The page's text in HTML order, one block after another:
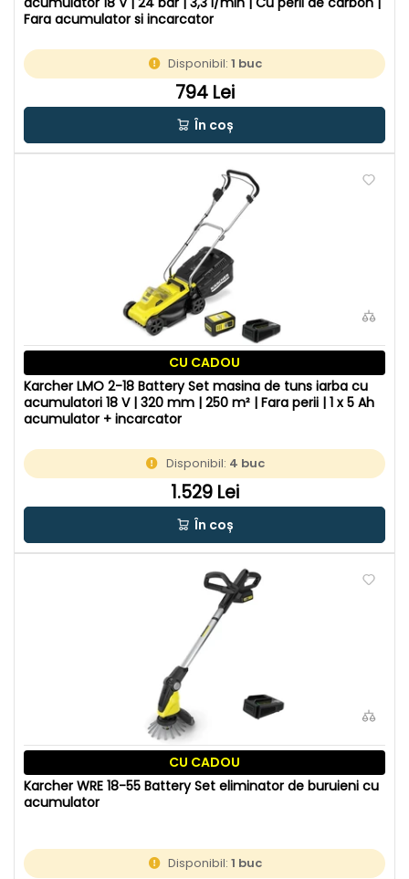
Fara acumulator si incarcator
Disponibil:1 buc
794 Lei
În coș
CU CADOU
Karcher LMO 2-18 Battery Set masina de tuns iarba cu
acumulatori 18 V | 320 mm | 250 m² | Fara perii | 1 x 5 Ah
acumulator + incarcator
Disponibil: 4 buc
1.529 Lei
În coș
CU CADOU
Karcher WRE 18-55 Battery Set eliminator de buruieni cu
acumulator
Disponibil:1 buc